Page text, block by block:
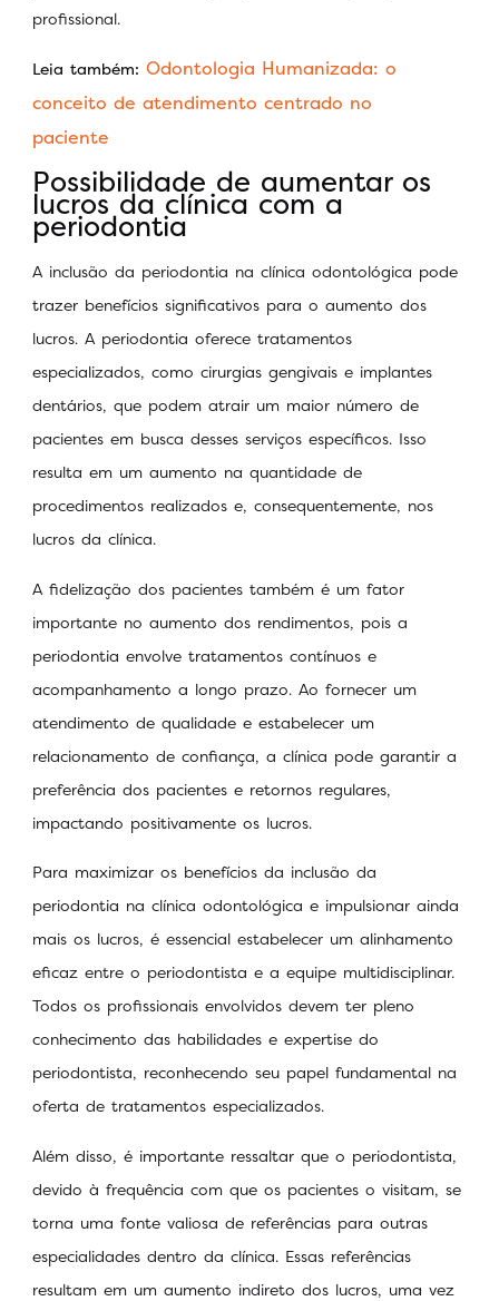
profissional.
Leia também: Odontologia Humanizada: o
conceito de atendimento centrado no
paciente
Possibilidade de aumentar os
lucros da clínica com a
periodontia
A inclusão da periodontia na clínica odontológica pode
trazer benefícios significativos para o aumento dos
lucros. A periodontia oferece tratamentos
especializados, como cirurgias gengivais e implantes
dentários, que podem atrair um maior número de
pacientes em busca desses serviços específicos. Isso
resulta em um aumento na quantidade de
procedimentos realizados e, consequentemente, nos
lucros da clínica.
A fidelização dos pacientes também é um fator
importante no aumento dos rendimentos, pois a
periodontia envolve tratamentos contínuos e
acompanhamento a longo prazo. Ao fornecer um
atendimento de qualidade e estabelecer um
relacionamento de confiança, a clínica pode garantir a
preferência dos pacientes e retornos regulares,
impactando positivamente os lucros.
Para maximizar os benefícios da inclusão da
periodontia na clínica odontológica e impulsionar ainda
mais os lucros, é essencial estabelecer um alinhamento
eficaz entre o periodontista e a equipe multidisciplinar.
Todos os profissionais envolvidos devem ter pleno
conhecimento das habilidades e expertise do
periodontista, reconhecendo seu papel fundamental na
oferta de tratamentos especializados.
Além disso, é importante ressaltar que o periodontista,
devido à frequência com que os pacientes o visitam, se
torna uma fonte valiosa de referências para outras
especialidades dentro da clínica. Essas referências
resultam em um aumento indireto dos lucros, uma vez